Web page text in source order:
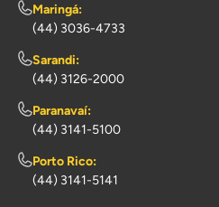
Maringá:
(44) 3036-4733
Sarandi:
(44) 3126-2000
Paranavaí:
(44) 3141-5100
Porto Rico:
(44) 3141-5141